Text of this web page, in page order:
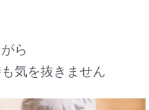
ら
気を抜きません